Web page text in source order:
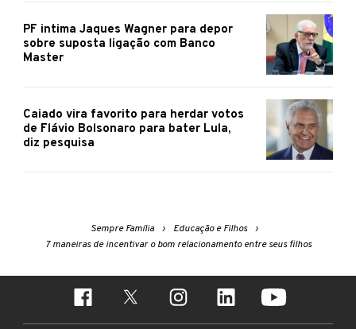
PF intima Jaques Wagner para depor
sobre suposta ligação com Banco
Master
Caiado vira favorito para herdar votos
de Flávio Bolsonaro para bater Lula,
diz pesquisa
Sempre Família
Educação e Filhos
7 maneiras de incentivar o bom relacionamento entre seus filhos